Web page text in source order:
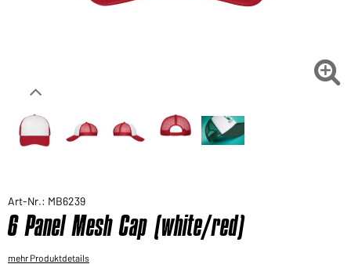

Art-Nr.: MB6239
6 Panel Mesh Cap (white/red)
mehr Produktdetails